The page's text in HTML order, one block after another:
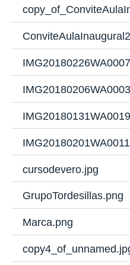
cursodevero.jpg
GrupoTordesillas.png
Marca.png